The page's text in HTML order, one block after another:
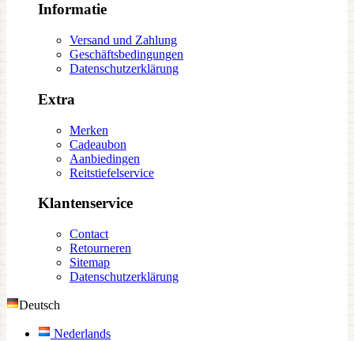
Informatie
Versand und Zahlung
Geschäftsbedingungen
Datenschutzerklärung
Extra
Merken
Cadeaubon
Aanbiedingen
Reitstiefelservice
Klantenservice
Contact
Retourneren
Sitemap
Datenschutzerklärung
Deutsch
Nederlands